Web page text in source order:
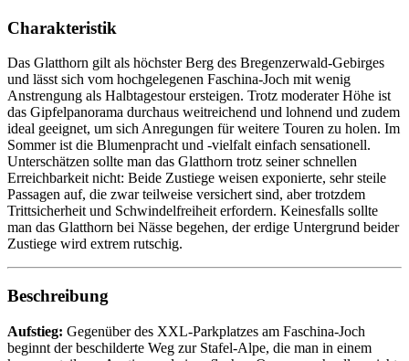
Charakteristik
Das Glatthorn gilt als höchster Berg des Bregenzerwald-Gebirges
und lässt sich vom hochgelegenen Faschina-Joch mit wenig
Anstrengung als Halbtagestour ersteigen. Trotz moderater Höhe ist
das Gipfelpanorama durchaus weitreichend und lohnend und zudem
ideal geeignet, um sich Anregungen für weitere Touren zu holen. Im
Sommer ist die Blumenpracht und -vielfalt einfach sensationell.
Unterschätzen sollte man das Glatthorn trotz seiner schnellen
Erreichbarkeit nicht: Beide Zustiege weisen exponierte, sehr steile
Passagen auf, die zwar teilweise versichert sind, aber trotzdem
Trittsicherheit und Schwindelfreiheit erfordern. Keinesfalls sollte
man das Glatthorn bei Nässe begehen, der erdige Untergrund beider
Zustiege wird extrem rutschig.
Beschreibung
Aufstieg: Gegenüber des XXL-Parkplatzes am Faschina-Joch
beginnt der beschilderte Weg zur Stafel-Alpe, die man in einem